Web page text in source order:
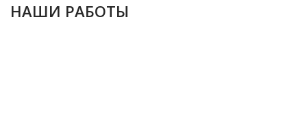
НАШИ РАБОТЫ